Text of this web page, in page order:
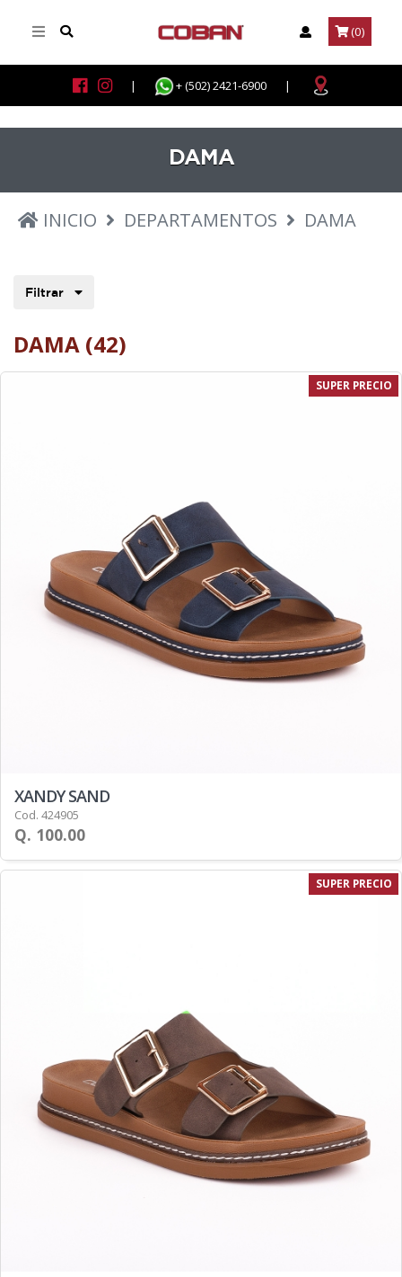
(0)
| + (502) 2421-6900 |
DAMA
INICIO DEPARTAMENTOS DAMA
Filtrar
DAMA (42)
SUPER PRECIO
XANDY SAND
Cod. 424905
Q. 100.00
SUPER PRECIO